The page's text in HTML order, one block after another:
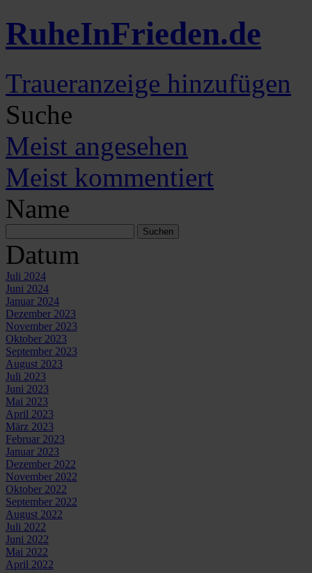
RuheInFrieden.de
Traueranzeige hinzufügen
Suche
Meist angesehen
Meist kommentiert
Name
Datum
Juli 2024
Juni 2024
Januar 2024
Dezember 2023
November 2023
Oktober 2023
September 2023
August 2023
Juli 2023
Juni 2023
Mai 2023
April 2023
März 2023
Februar 2023
Januar 2023
Dezember 2022
November 2022
Oktober 2022
September 2022
August 2022
Juli 2022
Juni 2022
Mai 2022
April 2022